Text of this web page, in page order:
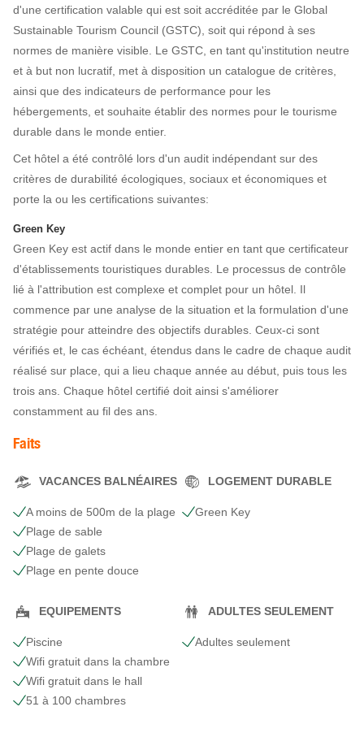
d'une certification valable qui est soit accréditée par le Global
Sustainable Tourism Council (GSTC), soit qui répond à ses
normes de manière visible. Le GSTC, en tant qu'institution neutre
et à but non lucratif, met à disposition un catalogue de critères,
ainsi que des indicateurs de performance pour les
hébergements, et souhaite établir des normes pour le tourisme
durable dans le monde entier.
Cet hôtel a été contrôlé lors d'un audit indépendant sur des
critères de durabilité écologiques, sociaux et économiques et
porte la ou les certifications suivantes:
Green Key
Green Key est actif dans le monde entier en tant que certificateur
d'établissements touristiques durables. Le processus de contrôle
lié à l'attribution est complexe et complet pour un hôtel. Il
commence par une analyse de la situation et la formulation d'une
stratégie pour atteindre des objectifs durables. Ceux-ci sont
vérifiés et, le cas échéant, étendus dans le cadre de chaque audit
réalisé sur place, qui a lieu chaque année au début, puis tous les
trois ans. Chaque hôtel certifié doit ainsi s'améliorer
constamment au fil des ans.
Faits
VACANCES BALNÉAIRES
A moins de 500m de la plage
Plage de sable
Plage de galets
Plage en pente douce
LOGEMENT DURABLE
Green Key
EQUIPEMENTS
Piscine
Wifi gratuit dans la chambre
Wifi gratuit dans le hall
51 à 100 chambres
ADULTES SEULEMENT
Adultes seulement